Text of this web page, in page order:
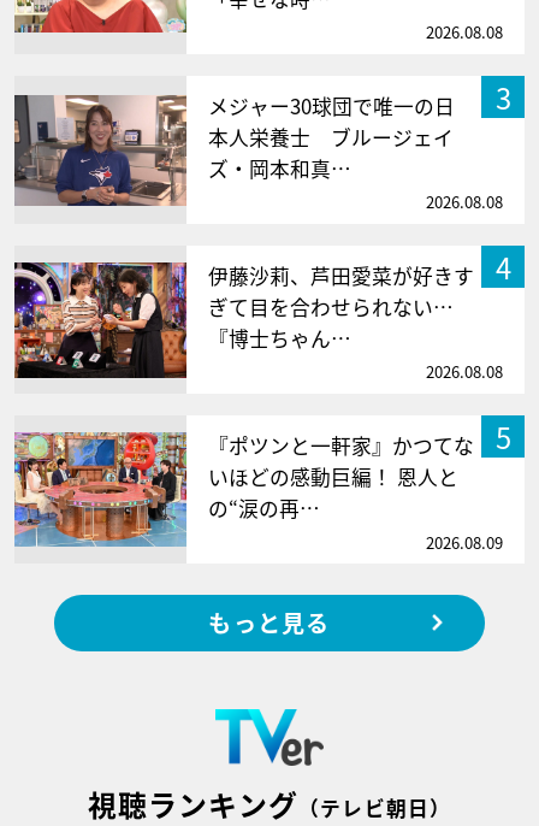
2026.08.08
3
メジャー30球団で唯一の日
本人栄養士 ブルージェイ
ズ・岡本和真…
2026.08.08
4
伊藤沙莉、芦田愛菜が好きす
ぎて目を合わせられない…
『博士ちゃん…
2026.08.08
5
『ポツンと一軒家』かつてな
いほどの感動巨編！ 恩人と
の“涙の再…
2026.08.09
もっと見る
視聴ランキング （テレビ朝日）